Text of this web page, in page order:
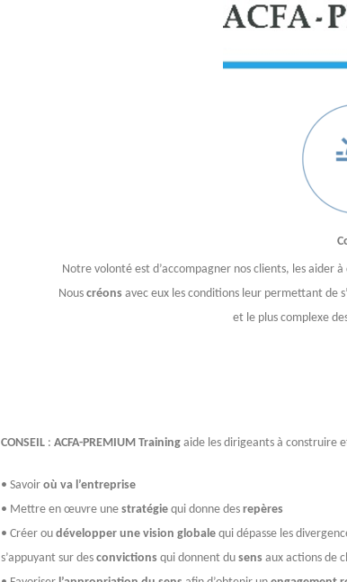
Notre volonté est d’accompagner nos clients, les aider
Nous créons avec eux les conditions leur permettant de
et le plus complexe
CONSEIL : ACFA-PREMIUM Training aide les dirigeants à construire
• Savoir où va l’entreprise
• Mettre en œuvre une stratégie qui donne des repères
• Créer ou développer une vision globale qui dépasse les
s’appuyant sur des convictions qui donnent du sens aux actions de